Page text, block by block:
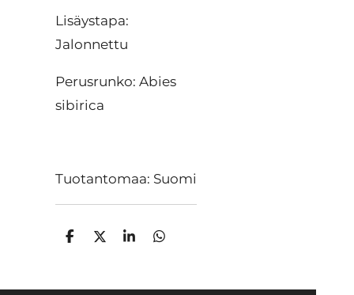
Lisäystapa:
Jalonnettu
Perusrunko: Abies
sibirica
Tuotantomaa: Suomi
J
J
J
J